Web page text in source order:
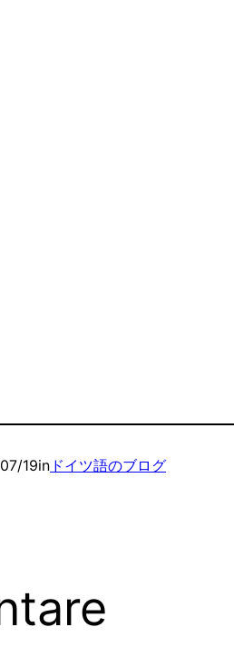
19in ドイツ語のブログ